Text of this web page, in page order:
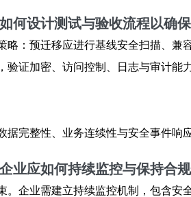
何设计测试与验收流程以确
略：预迁移应进行基线安全扫描、
验证加密、访问控制、日志与审计
据完整性、业务连续性与安全事件响
业应如何持续监控与保持合
。企业需建立持续监控机制，包含